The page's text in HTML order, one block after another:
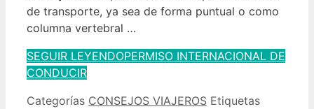
de transporte, ya sea de forma puntual o como
columna vertebral …
SEGUIR LEYENDOPERMISO INTERNACIONAL DE
CONDUCIR
Categorías CONSEJOS VIAJEROS Etiquetas